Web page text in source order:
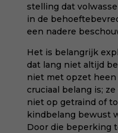
stelling dat
in de
een nadere
Het is belangrijk
dat lang niet altijd
niet met opzet
cruciaal belang is;
niet op getraind of
kindbelang bewust
Door die beperking